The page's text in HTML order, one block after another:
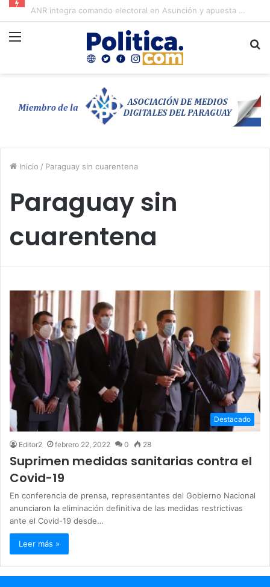
Candidatos colorados a concejales proyectan gastar G. 2.436 millones en Asunción
Inicio / Paraguay sin cuarentena
Paraguay sin
cuarentena
Destacado
Editor2 febrero 22, 2022 0 28
Suprimen medidas sanitarias contra el
Covid-19
En conferencia de prensa, representantes del Gobierno Nacional
anunciaron la eliminación definitiva de las medidas restrictivas
ante el Covid-19 desde…
Leer más »